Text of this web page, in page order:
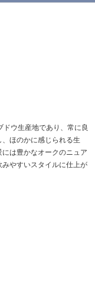
ウ生産地であり、常に良
ほのかに感じられる生
は豊かなオークのニュア
やすいスタイルに仕上が